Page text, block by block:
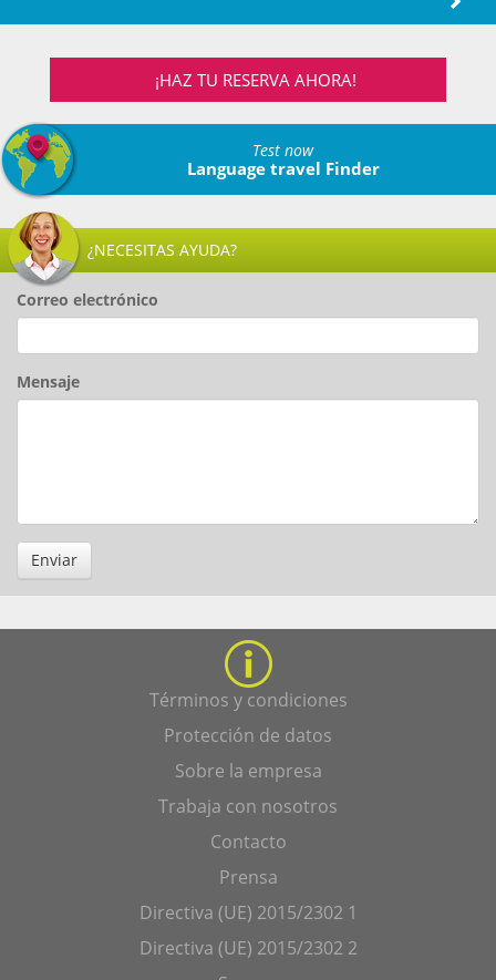
¡HAZ TU RESERVA AHORA!
Test now
Language travel Finder
¿NECESITAS AYUDA?
Correo electrónico
Mensaje
Enviar
Términos y condiciones
Protección de datos
Sobre la empresa
Trabaja con nosotros
Contacto
Prensa
Directiva (UE) 2015/2302 1
Directiva (UE) 2015/2302 2